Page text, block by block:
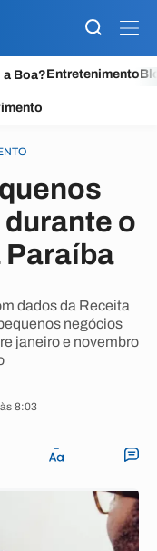
a Boa?Entretenimento
o
Paraíba
dados da Receita
negócios
janeiro e novembro
8:03